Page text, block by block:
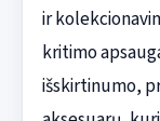
ir
kritimo
išskirtinumo,